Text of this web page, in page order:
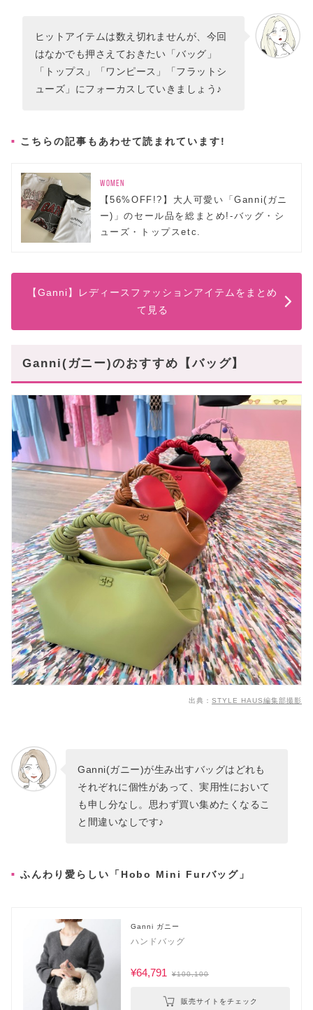
ヒットアイテムは数え切れませんが、今回
はなかでも押さえておきたい「バッグ」
「トップス」「ワンピース」「フラットシ
ューズ」にフォーカスしていきましょう♪
こちらの記事もあわせて読まれています!
WOMEN
【56%OFF!?】大人可愛い「Ganni(ガニ
ー)」のセール品を総まとめ!-バッグ・シ
ューズ・トップスetc.
【Ganni】レディースファッションアイテムをまとめ
て見る
Ganni(ガニー)のおすすめ【バッグ】
出典： STYLE HAUS編集部撮影
Ganni(ガニー)が生み出すバッグはどれも
それぞれに個性があって、実用性において
も申し分なし。思わず買い集めたくなるこ
と間違いなしです♪
ふんわり愛らしい「Hobo Mini Furバッグ」
Ganni ガニー
ハンドバッグ
¥64,791 ¥100,100
販売サイトをチェック